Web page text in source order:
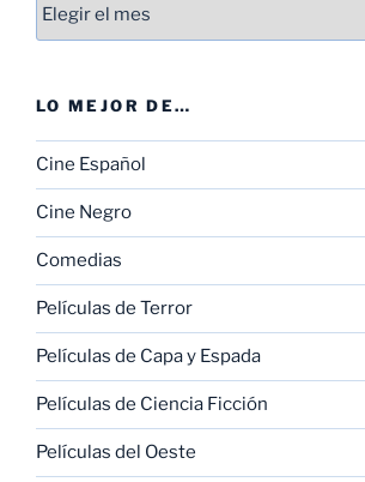
LO MEJOR DE…
Cine Español
Cine Negro
Comedias
Películas de Terror
Películas de Capa y Espada
Películas de Ciencia Ficción
Películas del Oeste